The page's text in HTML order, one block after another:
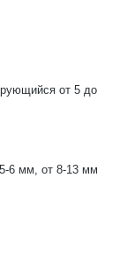
от 5 до
6 мм, от 8-13 мм